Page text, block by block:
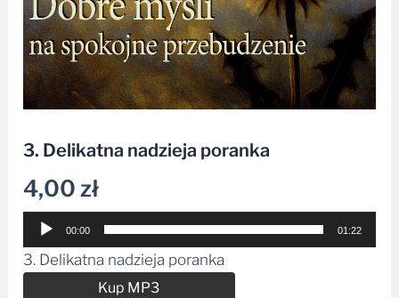
3. Delikatna nadzieja poranka
4,00zł
Odtwarzacz
plików
dźwiękowych
00:00 01:22
3. Delikatna nadzieja poranka
Kup MP3